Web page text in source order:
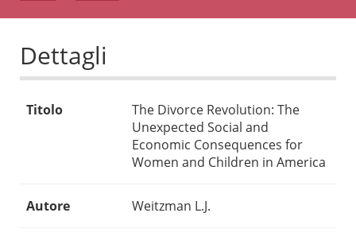
Dettagli
Titolo
The Divorce Revolution: The
Unexpected Social and
Economic Consequences for
Women and Children in America
Autore Weitzman L.J.